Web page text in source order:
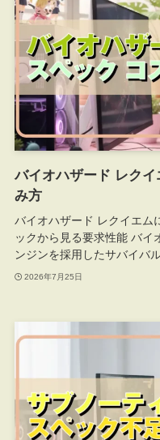
バイオハザード レク
み方
バイオハザード レクイエム
ックから見る要求性能 バイ
ンジンを採用したサバイバ
2026年7月25日